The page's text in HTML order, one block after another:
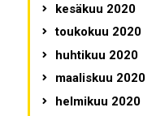
kesäkuu 2020
toukokuu 2020
huhtikuu 2020
maaliskuu 2020
helmikuu 2020